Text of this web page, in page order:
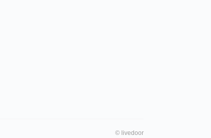
© livedoor